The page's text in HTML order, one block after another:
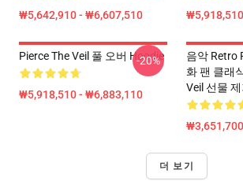
₩5,642,910 - ₩6,607,510
Pierce The Veil 풀 오버 Hoodie
₩5,918,510 - ₩6,883,110
-20%
음악 Retro
화 팬 클래
Veil 선물 제
더 보기